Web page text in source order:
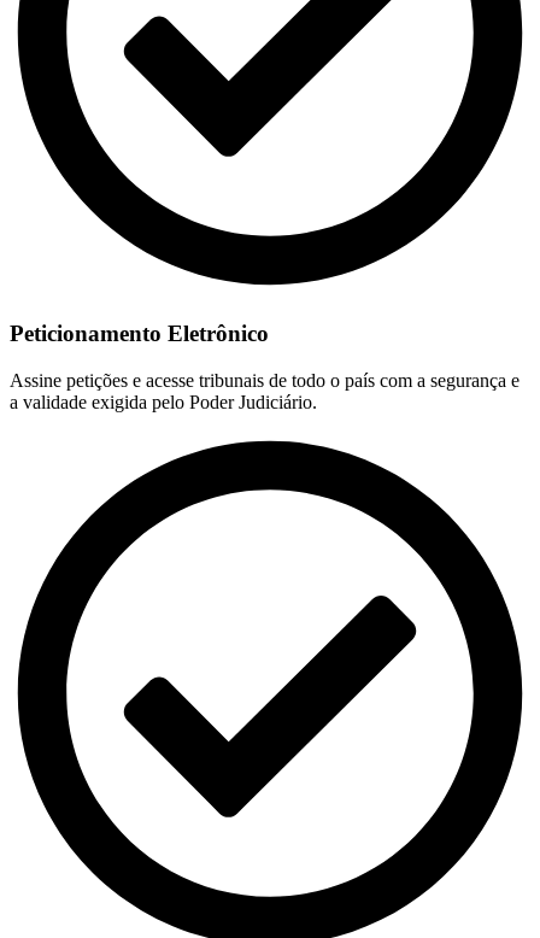
Peticionamento Eletrônico
Assine petições e acesse tribunais de todo o país com a segurança e
a validade exigida pelo Poder Judiciário.